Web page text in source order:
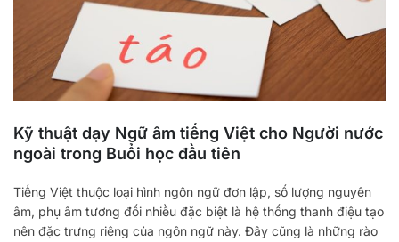
Kỹ thuật dạy Ngữ âm tiếng Việt cho Người nước
ngoài trong Buổi học đầu tiên
Tiếng Việt thuộc loại hình ngôn ngữ đơn lập, số lượng nguyên
âm, phụ âm tương đối nhiều đặc biệt là hệ thống thanh điệu tạo
nên đặc trưng riêng của ngôn ngữ này. Đây cũng là những rào